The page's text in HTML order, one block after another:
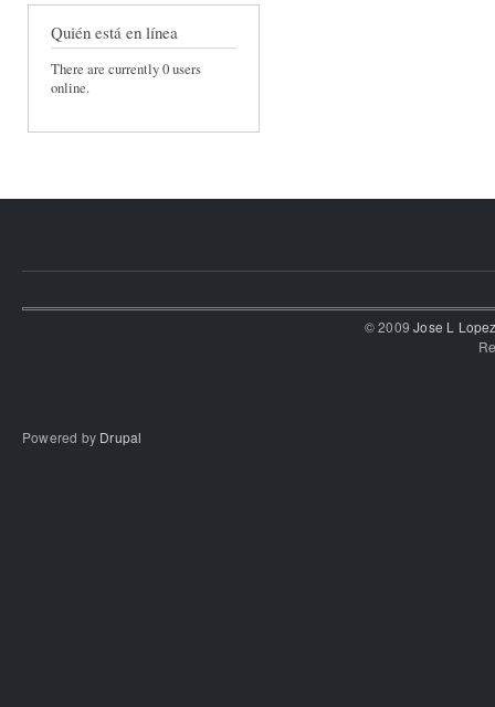
Quién está en línea
There are currently 0 users
online.
© 2009Jose L
Powered by Drupal